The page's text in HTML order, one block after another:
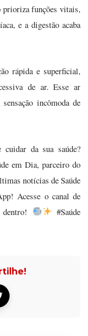
prioriza funções vitais,
e a digestão acaba
rápida e superficial,
de ar. Esse ar
incômoda de
cuidar da sua saúde?
em Dia, parceiro do
notícias de Saúde
Acesse o canal de
#Saúde